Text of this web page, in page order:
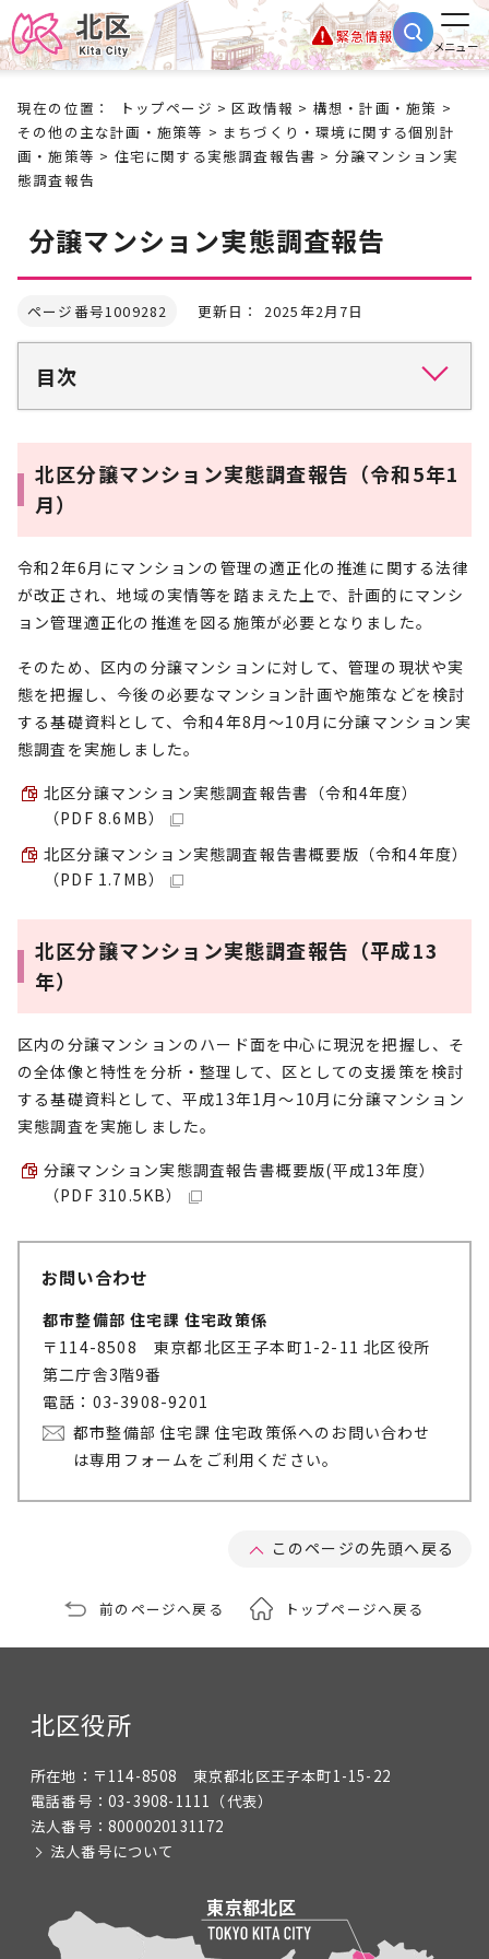
緊急情報
メニュー
現在の位置： トップページ >区政情報 > 構想・計画・施策 >
その他の主な計画・施策等 > まちづくり・環境に関する個別計
画・施策等 > 住宅に関する実態調査報告書 > 分譲マンション実
態調査報告
分譲マンション実態調査報告
ページ番号1009282 更新日： 2025年2月7日
目次
北区分譲マンション実態調査報告（令和5年1
月）
令和2年6月にマンションの管理の適正化の推進に関する法律
が改正され、地域の実情等を踏まえた上で、計画的にマンシ
ョン管理適正化の推進を図る施策が必要となりました。
そのため、区内の分譲マンションに対して、管理の現状や実
態を把握し、今後の必要なマンション計画や施策などを検討
する基礎資料として、令和4年8月～10月に分譲マンション実
態調査を実施しました。
北区分譲マンション実態調査報告書（令和4年度）
（PDF 8.6MB）
北区分譲マンション実態調査報告書概要版（令和4年度）
（PDF 1.7MB）
北区分譲マンション実態調査報告（平成13
年）
区内の分譲マンションのハード面を中心に現況を把握し、そ
の全体像と特性を分析・整理して、区としての支援策を検討
する基礎資料として、平成13年1月～10月に分譲マンション
実態調査を実施しました。
分譲マンション実態調査報告書概要版(平成13年度）
（PDF 310.5KB）
お問い合わせ
都市整備部 住宅課 住宅政策係
〒114-8508 東京都北区王子本町1-2-11 北区役所
第二庁舎3階9番
電話：03-3908-9201
都市整備部 住宅課 住宅政策係へのお問い合わせ
は専用フォームをご利用ください。
このページの先頭へ戻る
前のページへ戻る トップページへ戻る
北区役所
所在地： 〒114-8508 東京都北区王子本町1-15-22
電話番号： 03-3908-1111 （代表）
法人番号： 8000020131172
法人番号について